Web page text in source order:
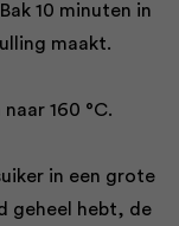
10 minuten in
maakt.
160 °C.
in een grote
geheel hebt, de